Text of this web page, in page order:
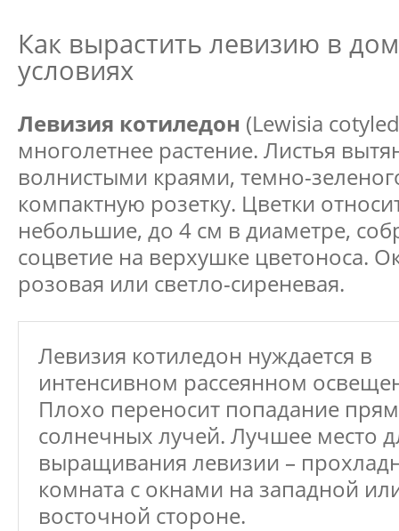
Как вырастить левизию в
условиях
Левизия котиледон (Lewisia
многолетнее растение. Листья
волнистыми краями, темно-
компактную розетку. Цветки
небольшие, до 4 см в диаметре,
соцветие на верхушке цветоноса.
розовая или светло-сиреневая.
Левизия котиледон нуждается в
интенсивном рассеянном
Плохо переносит попадание
солнечных лучей. Лучшее место
выращивания левизии –
комната с окнами на западной
восточной стороне.